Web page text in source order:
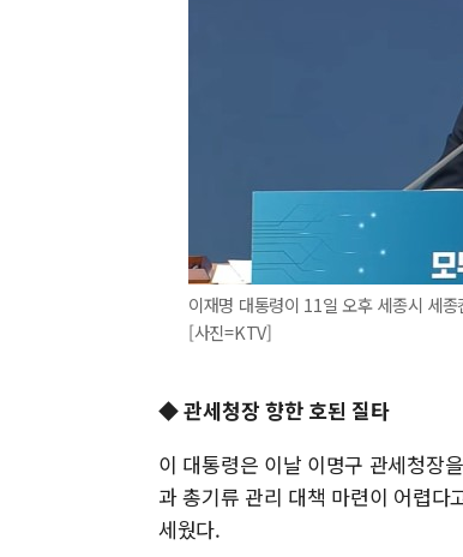
이재명 대통령이 11일 오후 세종시 세
[사진=KTV]
◆ 관세청장 향한 호된 질타
이 대통령은 이날 이명구 관세청장
과 총기류 관리 대책 마련이 어렵
세웠다.